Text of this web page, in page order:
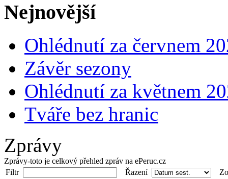
Nejnovější
Ohlédnutí za červnem
Závěr sezony
Ohlédnutí za květnem
Tváře bez hranic
Zprávy
Zprávy-toto je celkový přehled zpráv na ePeruc.cz
Filtr
Řazení